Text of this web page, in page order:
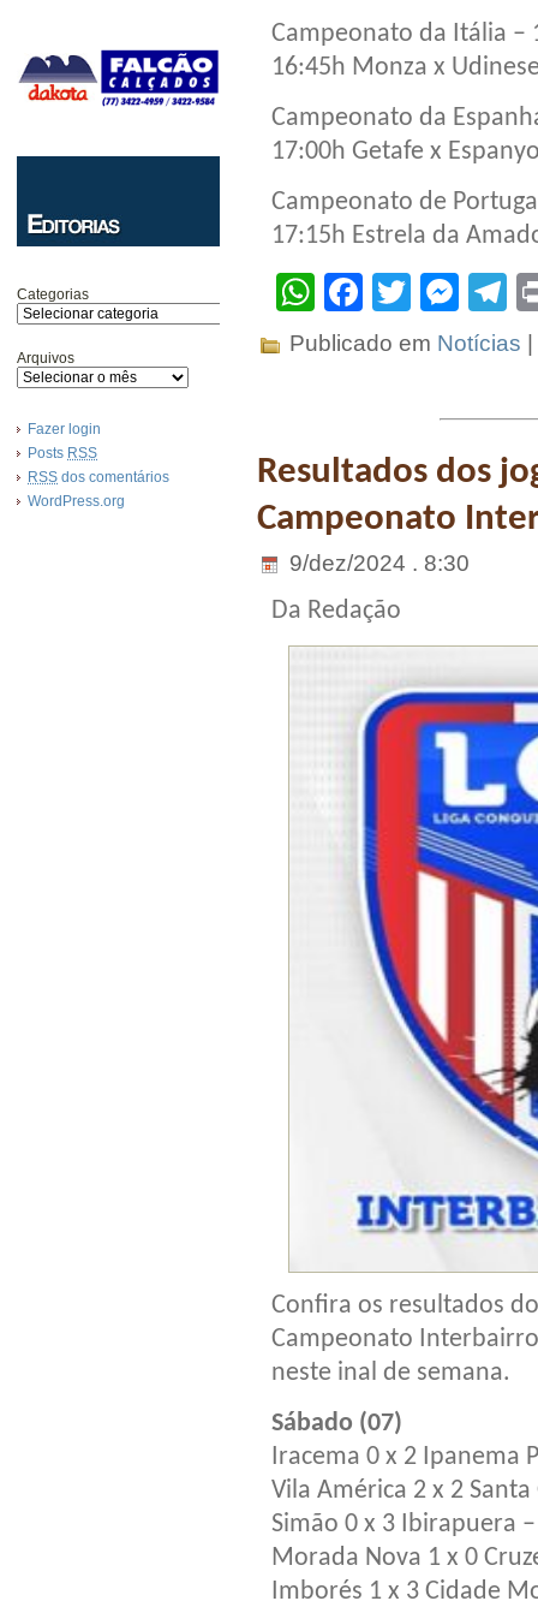
Categorias
Arquivos
Fazer login
Posts RSS
RSS dos comentários
WordPress.org
Campeonato da Itália –
16:45h Monza x
Campeonato da
17:00h Getafe x
Campeonato de
17:15h Estrela da
WhatsApp
Facebook
Twitter
Publicado em Notícias
Resultados dos
Campeonato
9/dez/2024 . 8:30
Da Redação
Confira os resultados
Campeonato
neste inal de semana.
Sábado (07)
Iracema 0 x 2 Ipanema
Vila América 2 x 2
Simão 0 x 3 Ibirapuera
Morada Nova 1 x 0
Imborés 1 x 3 Cidade